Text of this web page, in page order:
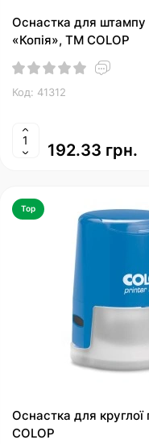
Оснастка для штампу
«Копія», ТМ COLOP
Код: 41312
192.33 грн.
Top
Оснастка для круглої
COLOP